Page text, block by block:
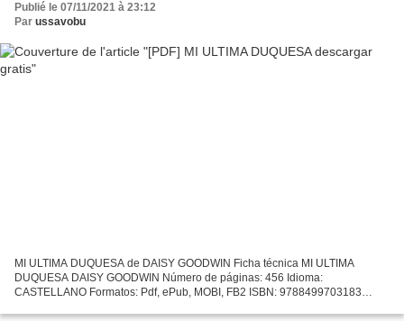
Publié le 07/11/2021 à 23:12
Par ussavobu
MI ULTIMA DUQUESA de DAISY GOODWIN Ficha técnica MI ULTIMA
DUQUESA DAISY GOODWIN Número de páginas: 456 Idioma:
CASTELLANO Formatos: Pdf, ePub, MOBI, FB2 ISBN: 9788499703183